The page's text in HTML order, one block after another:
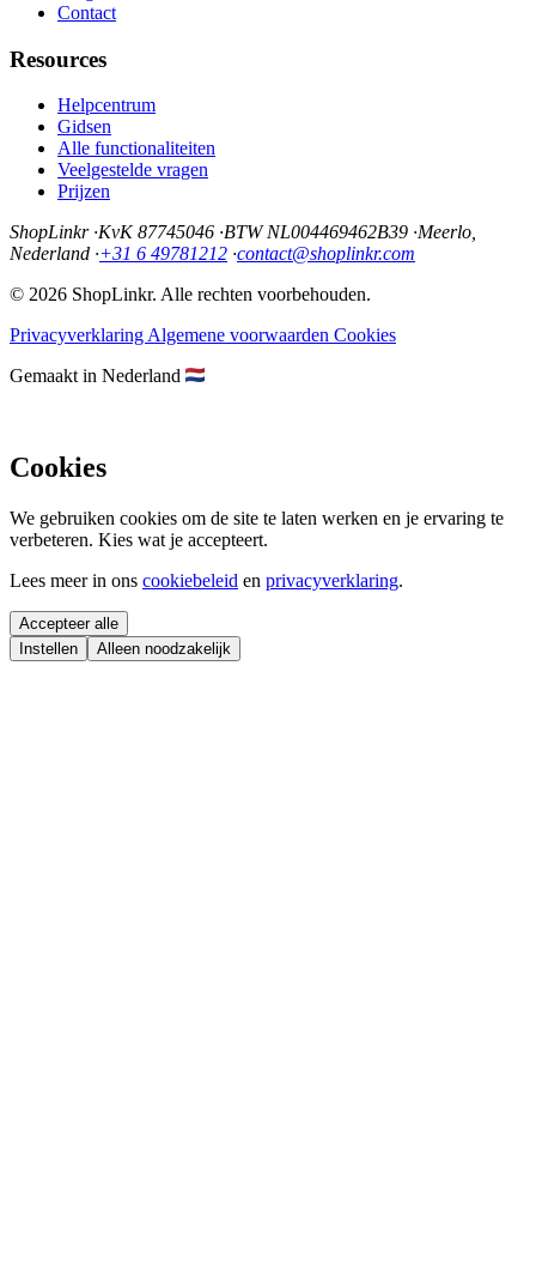
Contact
Resources
Helpcentrum
Gidsen
Alle functionaliteiten
Veelgestelde vragen
Prijzen
ShopLinkr ·KvK 87745046 ·BTW NL004469462B39 ·Meerlo,
Nederland ·+31 6 49781212 ·contact@shoplinkr.com
© 2026 ShopLinkr. Alle rechten voorbehouden.
Privacyverklaring Algemene voorwaarden Cookies
Gemaakt in Nederland
Cookies
We gebruiken cookies om de site te laten werken en je ervaring te
verbeteren. Kies wat je accepteert.
Lees meer in ons cookiebeleid en privacyverklaring.
Accepteer alle
Instellen
Alleen noodzakelijk